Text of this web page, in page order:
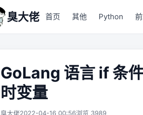
臭大佬 首页 其他 Python
GoLang 语言 if 条
时变量
臭大佬2022-04-16 00:56浏览 3989